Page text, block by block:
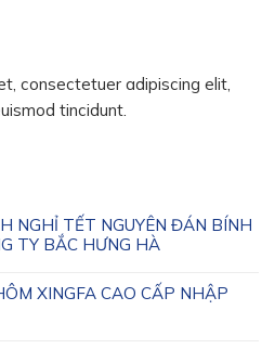
consectetuer adipiscing elit,
tincidunt.
NGHỈ TẾT NGUYÊN ĐÁN BÍNH
TY BẮC HƯNG HÀ
XINGFA CAO CẤP NHẬP